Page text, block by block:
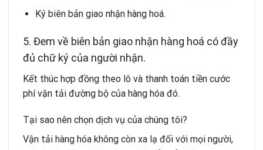
Ký biên bản giao nhận hàng hoá.
5. Đem về biên bản giao nhận hàng hoá có đầy
đủ chữ ký của người nhận.
Kết thúc hợp đồng theo lô và thanh toán tiền cước
phí vận tải đường bộ của hàng hóa đó.
Tại sao nên chọn dịch vụ của chúng tôi?
Vận tải hàng hóa không còn xa lạ đối với mọi người,